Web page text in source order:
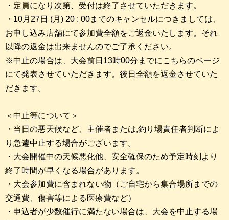
・定員になり次第、受付は終了させていただきます。
・10月27日 (月) 20 : 00までのキャンセルにつきましては、
お申し込み店舗にて参加費全額をご返金いたします。それ
以降の返金は出来ませんのでご了承ください。
※中止の場合は、大会前日13時00分までにこちらのページ
にて発表させていただきます。後日全額を返金させていた
だきます。
＜中止等について＞
・当日の悪天候など、主催者または,釣り場責任者判断によ
り急遽中止する場合がございます。
・大会開催中の天候悪化他、安全確保のため予定時刻より
終了時間が早くなる場合があります。
・大会参加費に含まれない物（ご自宅から集合場所までの
交通費、傷害等による医療費など）
・申込者が少数催行に満たない場合は、大会を中止する場